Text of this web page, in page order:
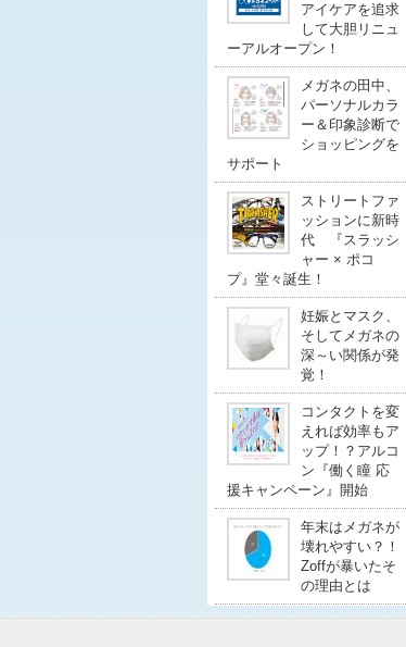
アイケアを追求
して大胆リニュ
ーアルオープン！
メガネの田中、
パーソナルカラ
ー＆印象診断で
ショッピングを
サポート
ストリートファ
ッションに新時
代 『スラッシ
ャー × ポコ
プ』堂々誕生！
妊娠とマスク、
そしてメガネの
深～い関係が発
覚！
コンタクトを変
えれば効率もア
ップ！？アルコ
ン『働く瞳 応
援キャンペーン』開始
年末はメガネが
壊れやすい？！
Zoffが暴いたそ
の理由とは